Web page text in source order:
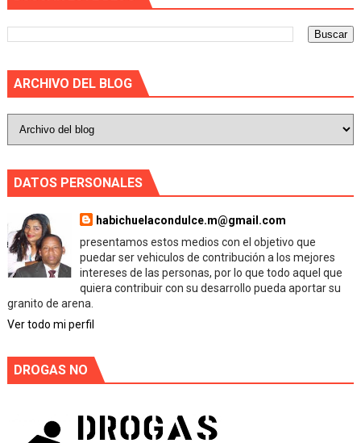
ARCHIVO DEL BLOG
DATOS PERSONALES
habichuelacondulce.m@gmail.com
presentamos estos medios con el objetivo que
puedar ser vehiculos de contribución a los mejores
intereses de las personas, por lo que todo aquel que
quiera contribuir con su desarrollo pueda aportar su
granito de arena.
Ver todo mi perfil
DROGAS NO